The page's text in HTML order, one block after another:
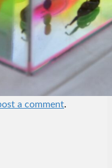
a comment.